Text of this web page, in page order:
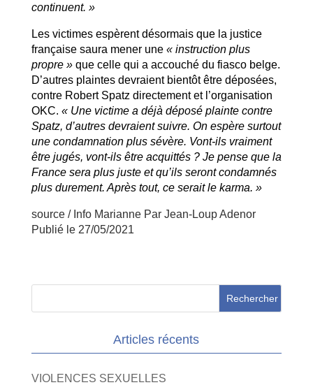
continuent. »
Les victimes espèrent désormais que la justice
française saura mener une « instruction plus
propre » que celle qui a accouché du fiasco belge.
D’autres plaintes devraient bientôt être déposées,
contre Robert Spatz directement et l’organisation
OKC. « Une victime a déjà déposé plainte contre
Spatz, d’autres devraient suivre. On espère surtout
une condamnation plus sévère. Vont-ils vraiment
être jugés, vont-ils être acquittés ? Je pense que la
France sera plus juste et qu’ils seront condamnés
plus durement. Après tout, ce serait le karma. »
source / Info Marianne Par Jean-Loup Adenor
Publié le 27/05/2021
Articles récents
VIOLENCES SEXUELLES